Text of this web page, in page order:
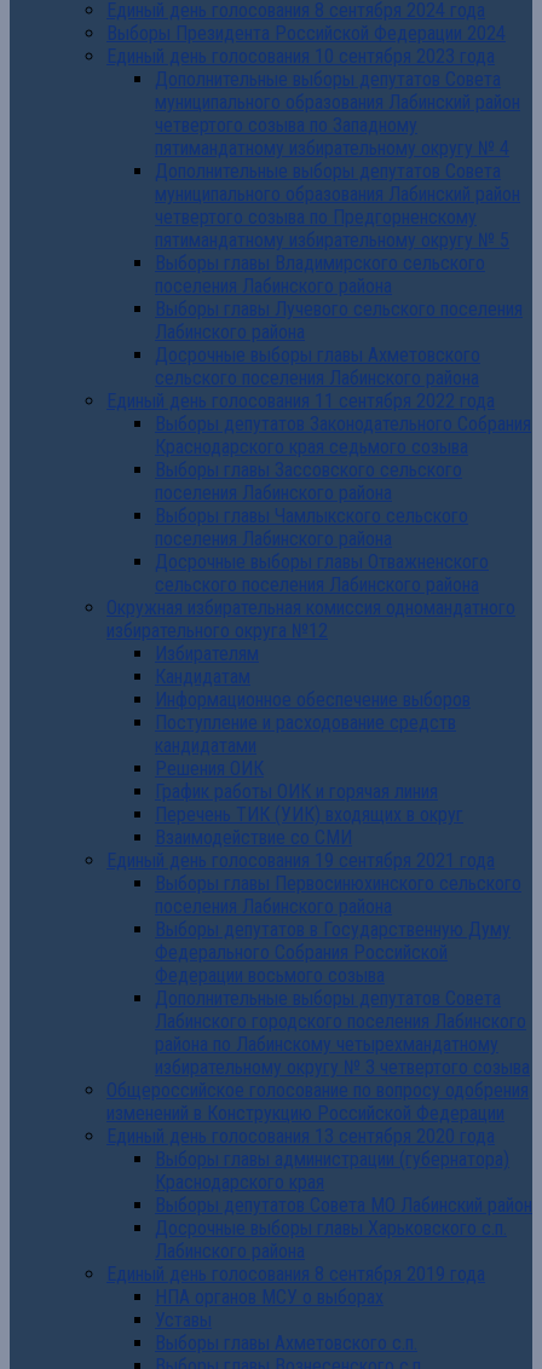
Единый день голосования 8 сентября 2024 года
Выборы Президента Российской Федерации 2024
Единый день голосования 10 сентября 2023 года
Дополнительные выборы депутатов Совета
муниципального образования Лабинский район
четвертого созыва по Западному
пятимандатному избирательному округу № 4
Дополнительные выборы депутатов Совета
муниципального образования Лабинский район
четвертого созыва по Предгорненскому
пятимандатному избирательному округу № 5
Выборы главы Владимирского сельского
поселения Лабинского района
Выборы главы Лучевого сельского поселения
Лабинского района
Досрочные выборы главы Ахметовского
сельского поселения Лабинского района
Единый день голосования 11 сентября 2022 года
Выборы депутатов Законодательного Собрания
Краснодарского края седьмого созыва
Выборы главы Зассовского сельского
поселения Лабинского района
Выборы главы Чамлыкского сельского
поселения Лабинского района
Досрочные выборы главы Отважненского
сельского поселения Лабинского района
Окружная избирательная комиссия одномандатного
избирательного округа №12
Избирателям
Кандидатам
Информационное обеспечение выборов
Поступление и расходование средств
кандидатами
Решения ОИК
График работы ОИК и горячая линия
Перечень ТИК (УИК) входящих в округ
Взаимодействие со СМИ
Единый день голосования 19 сентября 2021 года
Выборы главы Первосинюхинского сельского
поселения Лабинского района
Выборы депутатов в Государственную Думу
Федерального Собрания Российской
Федерации восьмого созыва
Дополнительные выборы депутатов Совета
Лабинского городского поселения Лабинского
района по Лабинскому четырехмандатному
избирательному округу № 3 четвертого созыва
Общероссийское голосование по вопросу одобрения
изменений в Конструкцию Российской Федерации
Единый день голосования 13 сентября 2020 года
Выборы главы администрации (губернатора)
Краснодарского края
Выборы депутатов Совета МО Лабинский район
Досрочные выборы главы Харьковского с.п.
Лабинского района
Единый день голосования 8 сентября 2019 года
НПА органов МСУ о выборах
Уставы
Выборы главы Ахметовского с.п.